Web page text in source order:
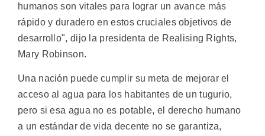
humanos son vitales para lograr un avance más
rápido y duradero en estos cruciales objetivos de
desarrollo", dijo la presidenta de Realising Rights,
Mary Robinson.
Una nación puede cumplir su meta de mejorar el
acceso al agua para los habitantes de un tugurio,
pero si esa agua no es potable, el derecho humano
a un estándar de vida decente no se garantiza,